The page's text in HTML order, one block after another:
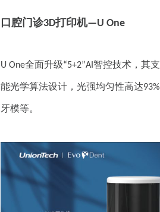
口腔门诊3D打印机—U One
U One全面升级“5+2”AI 智控技术，其
能光学算法设计，光强均匀性高达93%
牙模等。